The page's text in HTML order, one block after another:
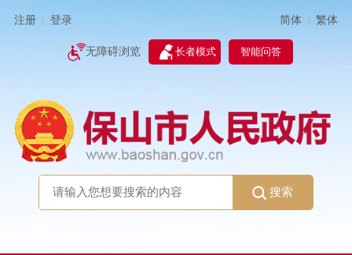
注册 登录 简体 | 繁体
无障碍浏览 长者模式 智能问答
搜索